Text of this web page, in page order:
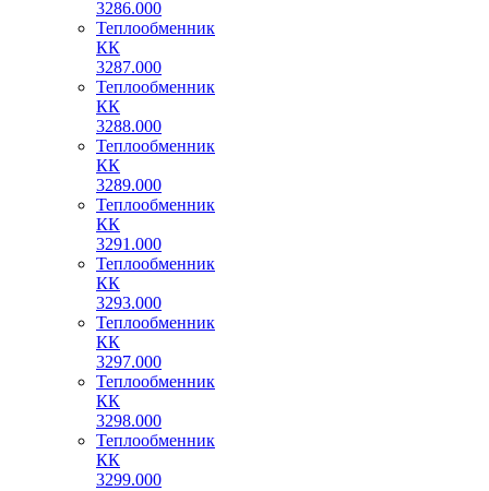
3286.000
Теплообменник
КК
3287.000
Теплообменник
КК
3288.000
Теплообменник
КК
3289.000
Теплообменник
КК
3291.000
Теплообменник
КК
3293.000
Теплообменник
КК
3297.000
Теплообменник
КК
3298.000
Теплообменник
КК
3299.000